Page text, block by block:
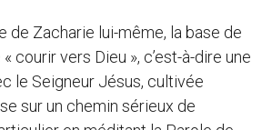
de Zacharie lui-même, la base de
courir vers Dieu », c’est-à-dire une
le Seigneur Jésus, cultivée
sur un chemin sérieux de